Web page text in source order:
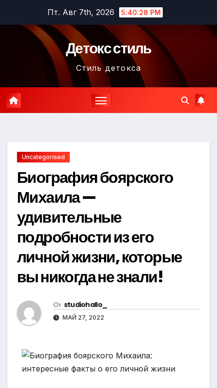
содержимому
Пт. Авг 7th, 2026 5:40:29 PM
Детокс стиль
Стиль детокса
Uncategorised
Биография боярского
Михаила —
удивительные
подробности из его
личной жизни, которые
вы никогда не знали!
От studiohallo_
МАЙ 27, 2022